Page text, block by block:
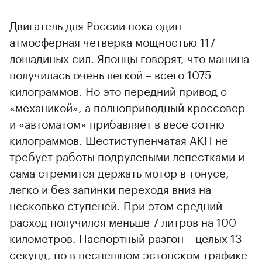
Двигатель для России пока один –
атмосферная четверка мощностью 117
лошадиных сил. Японцы говорят, что машина
получилась очень легкой – всего 1075
килограммов. Но это передний привод с
«механикой», а полноприводный кроссовер
и «автоматом» прибавляет в весе сотню
килограммов. Шестиступенчатая АКП не
требует работы подрулевыми лепестками и
сама стремится держать мотор в тонусе,
легко и без запинки переходя вниз на
несколько ступеней. При этом средний
расход получился меньше 7 литров на 100
километров. Паспортный разгон – целых 13
секунд, но в неспешном эстонском трафике